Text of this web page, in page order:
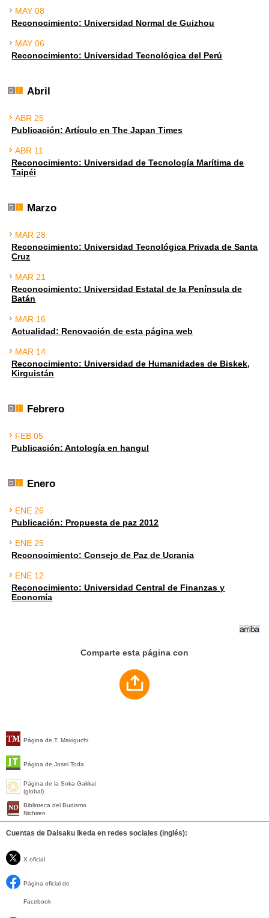
Página de T. Makiguchi
Página de Josei Toda
Página de la Soka Gakkai
(global)
Biblioteca del Budismo
Nichiren
Cuentas de Daisaku Ikeda en redes sociales (inglés):
X oficial
Página oficial de
Facebook
MAY 08
Reconocimiento: Universidad Normal de Guizhou
MAY 06
Reconocimiento: Universidad Tecnológica del Perú
Abril
ABR 25
Publicación: Artículo en The Japan Times
ABR 11
Reconocimiento: Universidad de Tecnología Marítima de
Taipéi
Marzo
MAR 28
Reconocimiento: Universidad Tecnológica Privada de Santa
Cruz
MAR 21
Reconocimiento: Universidad Estatal de la Península de
Batán
MAR 16
Actualidad: Renovación de esta página web
MAR 14
Reconocimiento: Universidad de Humanidades de Biskek,
Kirguistán
Febrero
FEB 05
Publicación: Antología en hangul
Enero
ENE 26
Publicación: Propuesta de paz 2012
ENE 25
Reconocimiento: Consejo de Paz de Ucrania
ENE 12
Reconocimiento: Universidad Central de Finanzas y
Economía
Comparte esta página con